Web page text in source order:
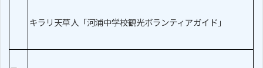
キラリ天草人「河浦中学校観光ボランティアガイド」